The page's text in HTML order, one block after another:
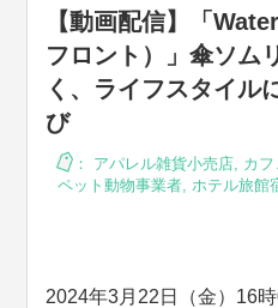
【動画配信】「
フロント）」傘ソム
く、ライフスタイル
び
： アパレル雑貨小売店, カ
ペット動物事業者, ホテル旅館
2024年3月22日（金）16